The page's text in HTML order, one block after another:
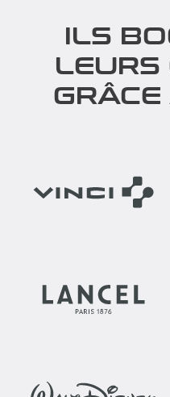
ILS
LEURS